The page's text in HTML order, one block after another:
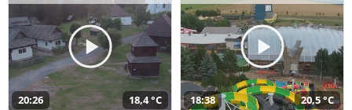
20:26 18,4 °C 18:38 20,5 °C